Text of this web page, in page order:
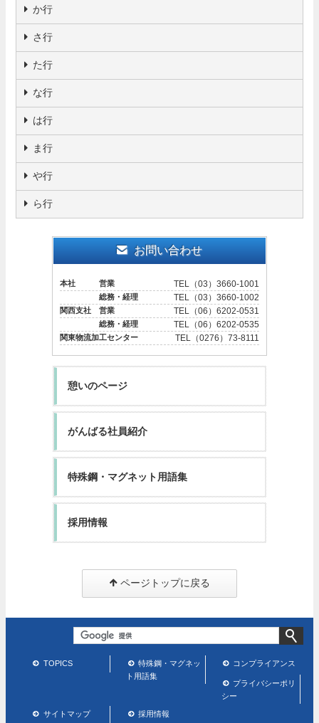
か行
さ行
た行
な行
は行
ま行
や行
ら行
お問い合わせ
本社 営業 TEL（03）3660-1001
総務・経理 TEL（03）3660-1002
関西支社 営業 TEL（06）6202-0531
総務・経理 TEL（06）6202-0535
関東物流加工センター TEL（0276）73-8111
憩いのページ
がんばる社員紹介
特殊鋼・マグネット用語集
採用情報
ページトップに戻る
TOPICS
特殊鋼・マグネッ
ト用語集
コンプライアンス
プライバシーポリ
シー
サイトマップ 採用情報